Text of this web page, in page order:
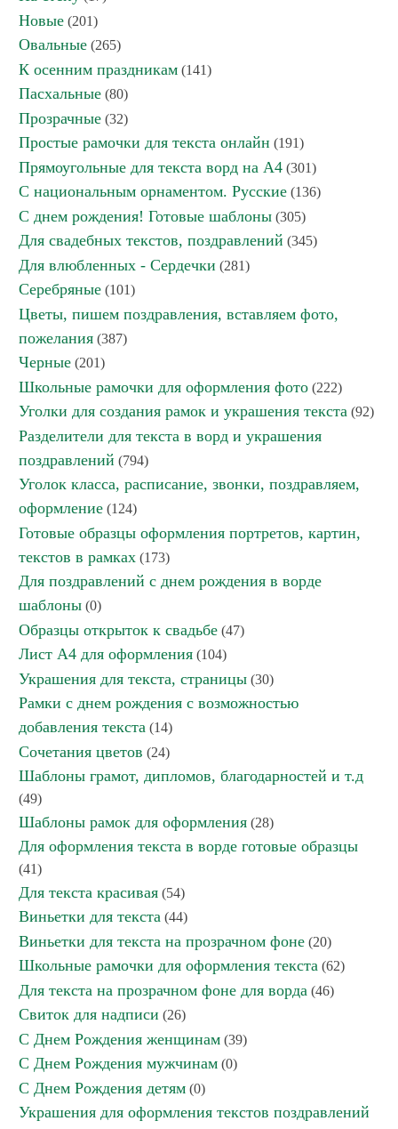
Новые (201)
Овальные (265)
К осенним праздникам (141)
Пасхальные (80)
Прозрачные (32)
Простые рамочки для текста онлайн (191)
Прямоугольные для текста ворд на А4 (301)
С национальным орнаментом. Русские (136)
С днем рождения! Готовые шаблоны (305)
Для свадебных текстов, поздравлений (345)
Для влюбленных - Сердечки (281)
Серебряные (101)
Цветы, пишем поздравления, вставляем фото,
пожелания (387)
Черные (201)
Школьные рамочки для оформления фото (222)
Уголки для создания рамок и украшения текста (92)
Разделители для текста в ворд и украшения
поздравлений (794)
Уголок класса, расписание, звонки, поздравляем,
оформление (124)
Готовые образцы оформления портретов, картин,
текстов в рамках (173)
Для поздравлений с днем рождения в ворде
шаблоны (0)
Образцы открыток к свадьбе (47)
Лист А4 для оформления (104)
Украшения для текста, страницы (30)
Рамки с днем рождения с возможностью
добавления текста (14)
Сочетания цветов (24)
Шаблоны грамот, дипломов, благодарностей и т.д
(49)
Шаблоны рамок для оформления (28)
Для оформления текста в ворде готовые образцы
(41)
Для текста красивая (54)
Виньетки для текста (44)
Виньетки для текста на прозрачном фоне (20)
Школьные рамочки для оформления текста (62)
Для текста на прозрачном фоне для ворда (46)
Свиток для надписи (26)
С Днем Рождения женщинам (39)
С Днем Рождения мужчинам (0)
С Днем Рождения детям (0)
Украшения для оформления текстов поздравлений